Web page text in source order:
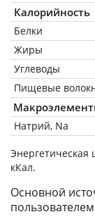
Калорийность
Белки
Жиры
Углеводы
Пищевые
Натрий, Na
Энергетическая
кКал.
Основной